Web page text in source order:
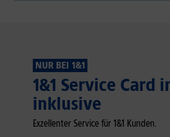
NUR BEI 1&1
1&1 Service Card
inklusive
Exzellenter Service für 1&1 Kunden.